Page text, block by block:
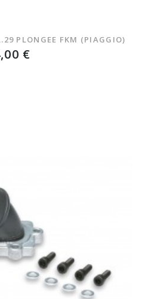
PLONGEE FKM (PIAGGIO)
€